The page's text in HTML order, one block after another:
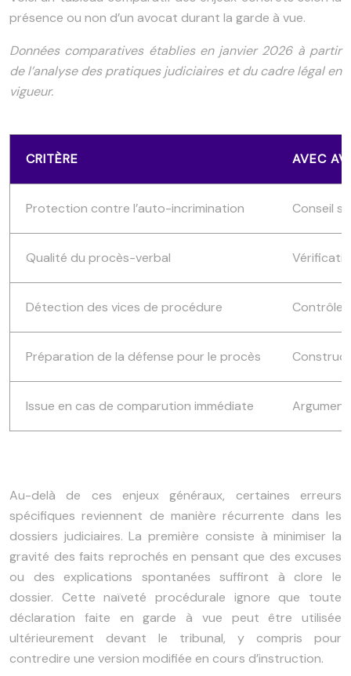
présence ou non d’un avocat durant la garde à vue.
Données comparatives établies en janvier 2026 à partir
de l’analyse des pratiques judiciaires et du cadre légal en
vigueur.
CRITÈRE AVEC
Protection contre l’auto-incrimination Conseil
Qualité du procès-verbal
Détection des vices de procédure Contrôle
Préparation de la défense pour le procès
Issue en cas de comparution immédiate
Au-delà de ces enjeux généraux, certaines erreurs
spécifiques reviennent de manière récurrente dans les
dossiers judiciaires. La première consiste à minimiser la
gravité des faits reprochés en pensant que des excuses
ou des explications spontanées suffiront à clore le
dossier. Cette naïveté procédurale ignore que toute
déclaration faite en garde à vue peut être utilisée
ultérieurement devant le tribunal, y compris pour
contredire une version modifiée en cours d’instruction.